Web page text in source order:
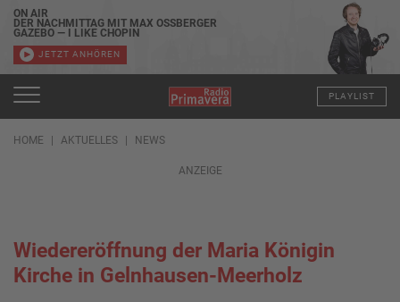
ON AIR
DER NACHMITTAG MIT MAX OSSBERGER
GAZEBO — I LIKE CHOPIN
JETZT ANHÖREN
PLAYLIST
HOME AKTUELLES NEWS
ANZEIGE
Wiedereröffnung der Maria Königin
Kirche in Gelnhausen-Meerholz